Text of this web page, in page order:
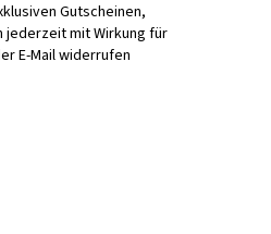
Gutscheinen,
jederzeit mit Wirkung für
E-Mail widerrufen